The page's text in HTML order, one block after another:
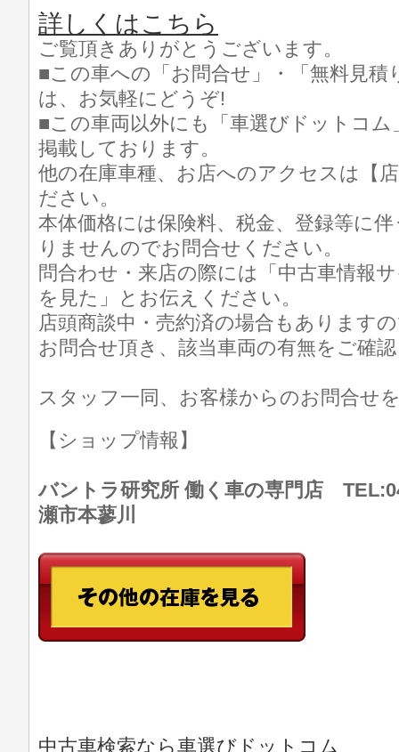
詳しくはこちら
ご覧頂きありがとうございます。
■この車への「お問合せ」・「無料見積
は、お気軽にどうぞ!
■この車両以外にも「車選びドットコ
掲載しております。
他の在庫車種、お店へのアクセスは【
ださい。
本体価格には保険料、税金、登録等に
りませんのでお問合せください。
問合わせ・来店の際には「中古車情報
を見た」とお伝えください。
店頭商談中・売約済の場合もあります
お問合せ頂き、該当車両の有無をご確
スタッフ一同、お客様からのお問合せ
【ショップ情報】
バントラ研究所 働く車の専門店
瀬市本蓼川
中古車検索なら車選びドットコム